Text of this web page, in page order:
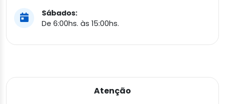
Sábados:
De 6:00hs. às 15:00hs.
Atenção